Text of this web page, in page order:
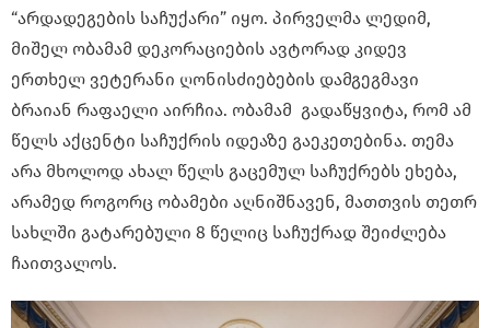
“არდადეგების საჩუქარი” იყო. პირველმა ლედიმ,
მიშელ ობამამ დეკორაციების ავტორად კიდევ
ერთხელ ვეტერანი ღონისძიებების დამგეგმავი
ბრაიან რაფაელი აირჩია. ობამამ გადაწყვიტა, რომ ამ
წელს აქცენტი საჩუქრის იდეაზე გაეკეთებინა. თემა
არა მხოლოდ ახალ წელს გაცემულ საჩუქრებს ეხება,
არამედ როგორც ობამები აღნიშნავენ, მათთვის თეთრ
სახლში გატარებული 8 წელიც საჩუქრად შეიძლება
ჩაითვალოს.